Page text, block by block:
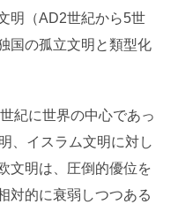
明（AD2世紀から5世
国の孤立文明と類型化
紀に世界の中心であっ
、イスラム文明に対し
文明は、圧倒的優位を
対的に衰弱しつつある